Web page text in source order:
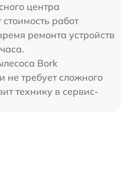
центра
работ
ремонта устройств
Bork
не требует сложного
технику в сервис-